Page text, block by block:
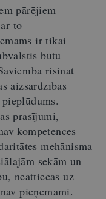
pārējiem
to
ir tikai
būtu
risināt
aizsardzības
prasījumi,
kompetences
mehānisma
sekām un
neattiecas uz
pieņemami.